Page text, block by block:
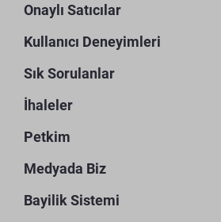
Onaylı Satıcılar
Kullanıcı Deneyimleri
Sık Sorulanlar
İhaleler
Petkim
Medyada Biz
Bayilik Sistemi